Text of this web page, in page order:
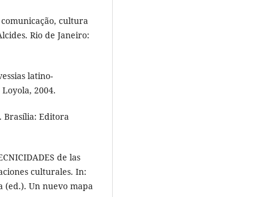
comunicação, cultura
Rio de Janeiro:
latino-
2004.
Brasília: Editora
de las
culturales. In:
(ed.). Un nuevo mapa